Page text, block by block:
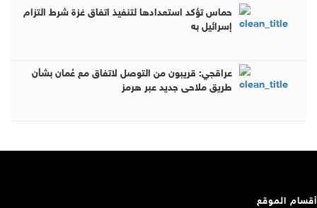
حماس تؤكد استعدادها لتنفيذ اتفاق غزة شرط التزام
إسرائيل به
عراقجي: قريبون من التوصل لاتفاق مع عُمان بشأن
طريق ملاحي جديد عبر هرمز
أقسام الموقع